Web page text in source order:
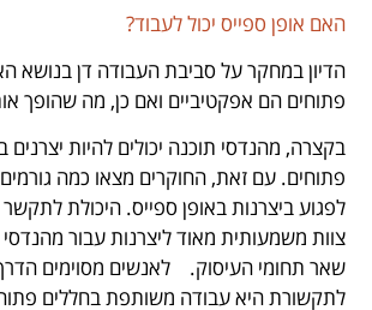
האם אופן ספייס יכול לעבוד?
הדיון במחקר על סביבת העבודה דן בנושא
פתוחים הם אפקטיביים ואם כן, מה שהופך
בקצרה, מהנדסי תוכנה יכולים להיות יצרנים
פתוחים. עם זאת, החוקרים מצאו כמה גורמים
לפגוע ביצרנות באופן ספייס. היכולת
צוות משמעותית מאוד ליצרנות עבור
שאר תחומי העיסוק. לאנשים מסוימים
לתקשורת היא עבודה משותפת בחללים